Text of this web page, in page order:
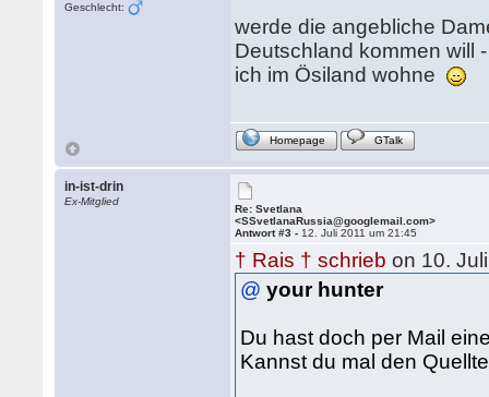
Geschlecht:
werde die angebliche
Deutschland kommen will
ich im Ösiland wohne
Homepage GTalk
in-ist-drin
Ex-Mitglied
Re: Svetlana
<SSvetlanaRussia@googlemail.com>
Antwort #3 - 12. Juli 2011 um 21:45
† Rais † schrieb on 10.
@ your hunter
Du hast doch per Mail
Kannst du mal den